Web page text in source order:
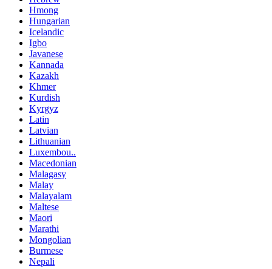
Hmong
Hungarian
Icelandic
Igbo
Javanese
Kannada
Kazakh
Khmer
Kurdish
Kyrgyz
Latin
Latvian
Lithuanian
Luxembou..
Macedonian
Malagasy
Malay
Malayalam
Maltese
Maori
Marathi
Mongolian
Burmese
Nepali